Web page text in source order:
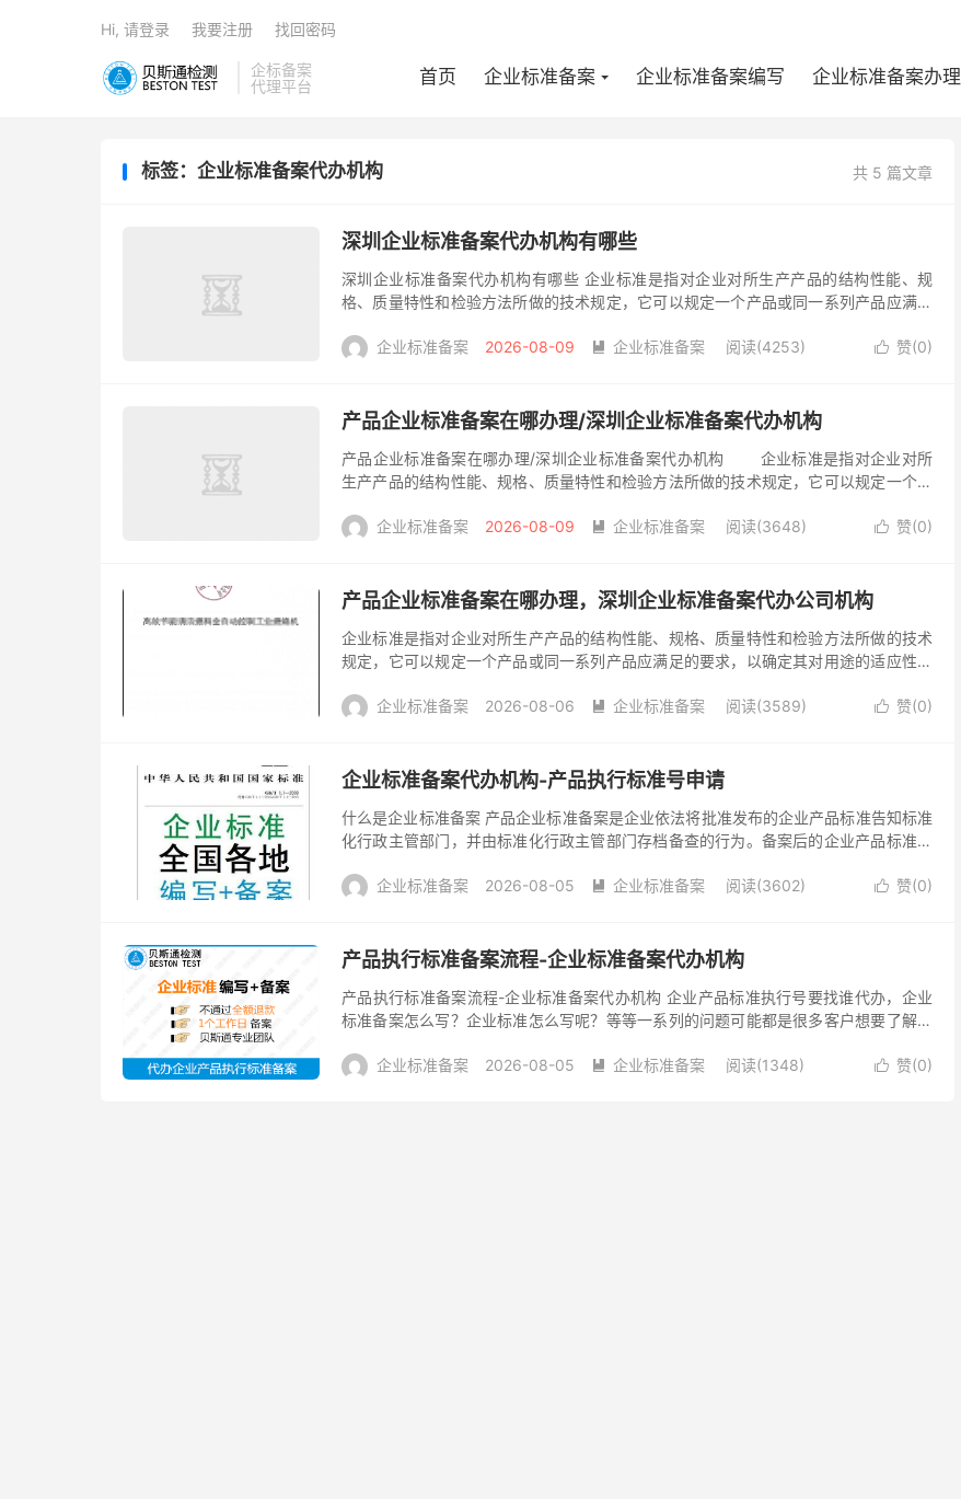
企标备案
代理平台
首页 企业标准备案 企业标准备案编写 企业标准备案办理
Hi, 请登录 我要注册 找回密码
共 5 篇文章
标签：企业标准备案代办机构
深圳企业标准备案代办机构有哪些
深圳企业标准备案代办机构有哪些 企业标准是指对企业对所生产产品的结构性能、规
格、质量特性和检验方法所做的技术规定，它可以规定一个产品或同一系列产品应满足
标准备案，是...
 赞(0)
企业标准备案 2026-08-09  企业标准备案 阅读(4253)
产品企业标准备案在哪办理/深圳企业标准备案代办机构
产品企业标准备案在哪办理/深圳企业标准备案代办机构 企业标准是指对企业对所
生产产品的结构性能、规格、质量特性和检验方法所做的技术规定，它可以规定一个产
流程性材料...
 赞(0)
企业标准备案 2026-08-09  企业标准备案 阅读(3648)
产品企业标准备案在哪办理，深圳企业标准备案代办公司机构
企业标准是指对企业对所生产产品的结构性能、规格、质量特性和检验方法所做的技术
规定，它可以规定一个产品或同一系列产品应满足的要求，以确定其对用途的适应性。
发布后，递交...
 赞(0)
企业标准备案 2026-08-06  企业标准备案 阅读(3589)
企业标准备案代办机构-产品执行标准号申请
什么是企业标准备案 产品企业标准备案是企业依法将批准发布的企业产品标准告知标准
化行政主管部门，并由标准化行政主管部门存档备查的行为。备案后的企业产品标准可
做呢 （...
 赞(0)
企业标准备案 2026-08-05  企业标准备案 阅读(3602)
产品执行标准备案流程-企业标准备案代办机构
产品执行标准备案流程-企业标准备案代办机构 企业产品标准执行号要找谁代办，企业
标准备案怎么写？企业标准怎么写呢？等等一系列的问题可能都是很多客户想要了解的
验、仲裁的依...
 赞(0)
企业标准备案 2026-08-05  企业标准备案 阅读(1348)